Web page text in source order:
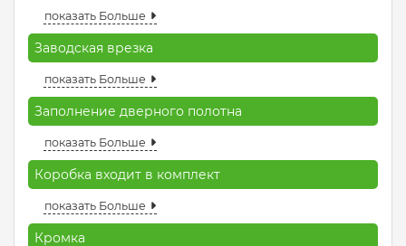
показать Больше
Заводская врезка
показать Больше
Заполнение дверного полотна
показать Больше
Коробка входит в комплект
показать Больше
Кромка